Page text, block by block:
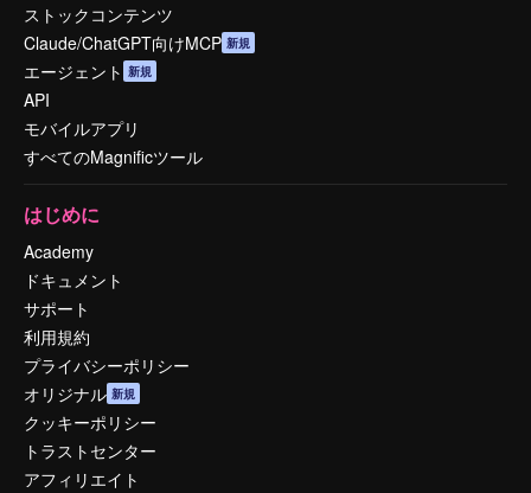
ストックコンテンツ
Claude/ChatGPT向けMCP 新規
エージェント 新規
API
モバイルアプリ
すべてのMagnificツール
はじめに
Academy
ドキュメント
サポート
利用規約
プライバシーポリシー
オリジナル 新規
クッキーポリシー
トラストセンター
アフィリエイト